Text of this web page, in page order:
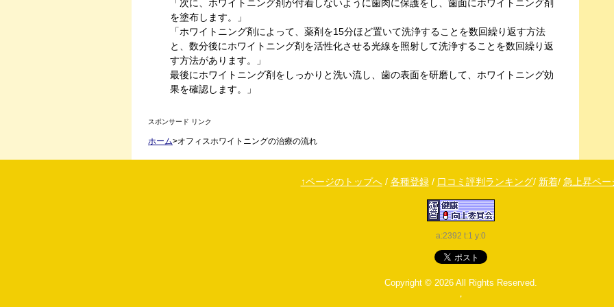
「次に、ホワイトニング剤が付着しないように歯肉に保護をし、歯面にホワイトニング剤
を塗布します。」
「ホワイトニング剤によって、薬剤を15分ほど置いて洗浄することを数回繰り返す方法
と、数分後にホワイトニング剤を活性化させる光線を照射して洗浄することを数回繰り返
す方法があります。」
最後にホワイトニング剤をしっかりと洗い流し、歯の表面を研磨して、ホワイトニング効
果を確認します。」
スポンサード リンク
ホーム>オフィスホワイトニングの治療の流れ
↑ページのトップへ/ 各種登録/ 口コミ評判ランキング/ 新着/ 急上昇ペー
a:2392 t:1 y:0
Copyright © 2026 All Rights Reserved.
，